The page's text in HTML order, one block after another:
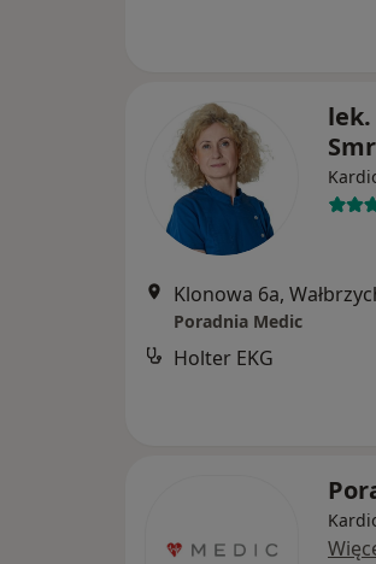
lek.
Klonowa 6a,
Poradnia Medic
Holter EKG